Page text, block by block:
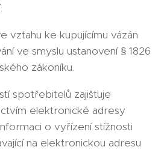
vztahu ke kupujícímu vázán
ve smyslu ustanovení § 1826
zákoníku.
spotřebitelů zajišťuje
elektronické adresy
o vyřízení stížnosti
na elektronickou adresu